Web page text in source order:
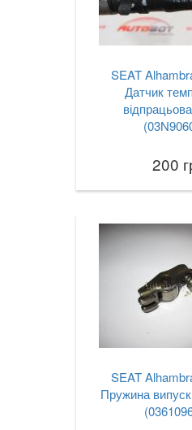
SEAT
Датчик
200
SEAT
Пружина